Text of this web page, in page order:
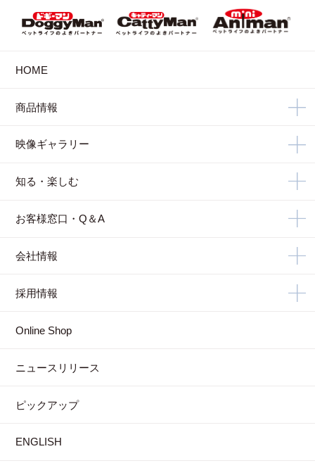
HOME
商品情報
映像ギャラリー
知る・楽しむ
お客様窓口・Q＆A
会社情報
採用情報
Online Shop
ニュースリリース
ピックアップ
ENGLISH